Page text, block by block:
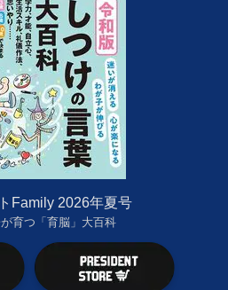
Family 2026年夏号
育つ「育脳」大百科